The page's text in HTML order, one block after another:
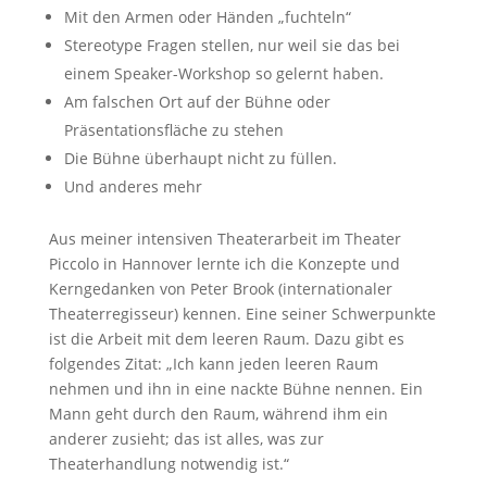
Mit den Armen oder Händen „fuchteln“
Stereotype Fragen stellen, nur weil sie das bei
einem Speaker-Workshop so gelernt haben.
Am falschen Ort auf der Bühne oder
Präsentationsfläche zu stehen
Die Bühne überhaupt nicht zu füllen.
Und anderes mehr
Aus meiner intensiven Theaterarbeit im Theater
Piccolo in Hannover lernte ich die Konzepte und
Kerngedanken von Peter Brook (internationaler
Theaterregisseur) kennen. Eine seiner Schwerpunkte
ist die Arbeit mit dem leeren Raum. Dazu gibt es
folgendes Zitat: „Ich kann jeden leeren Raum
nehmen und ihn in eine nackte Bühne nennen. Ein
Mann geht durch den Raum, während ihm ein
anderer zusieht; das ist alles, was zur
Theaterhandlung notwendig ist.“